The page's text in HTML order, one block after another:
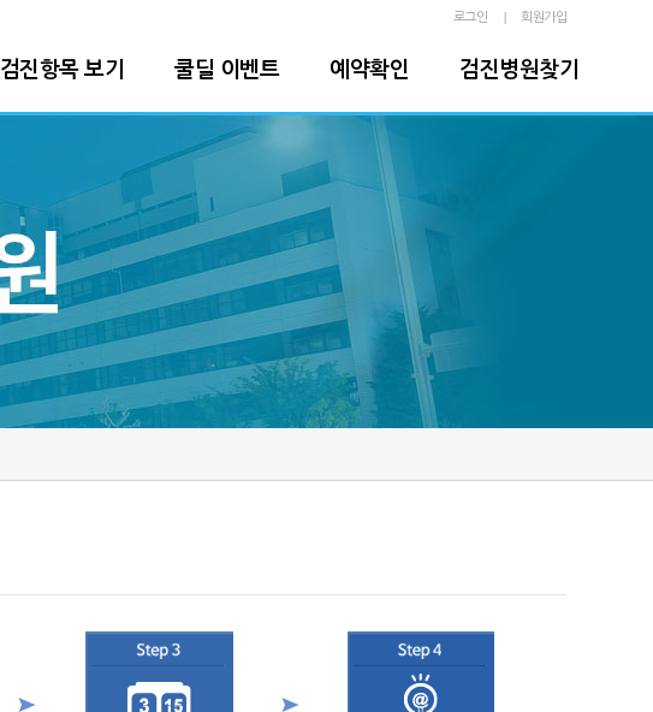
로그인 회원가입
검진항목 보기 쿨딜 이벤트 예약확인 검진병원찾기